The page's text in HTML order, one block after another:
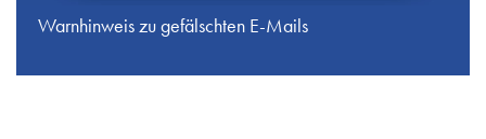
Warnhinweis zu gefälschten E-Mails